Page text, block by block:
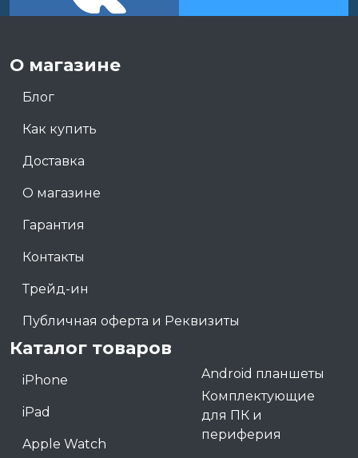
О магазине
Блог
Как купить
Доставка
О магазине
Гарантия
Контакты
Трейд-ин
Публичная оферта и Реквизиты
Каталог товаров
iPhone
iPad
Apple Watch
Android планшеты
Комплектующие
для ПК и
периферия